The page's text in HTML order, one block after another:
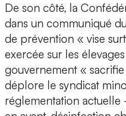
De son côté, la
dans un communiqué
de prévention « vise
exercée sur les
gouvernement «
déplore le syndicat
réglementation